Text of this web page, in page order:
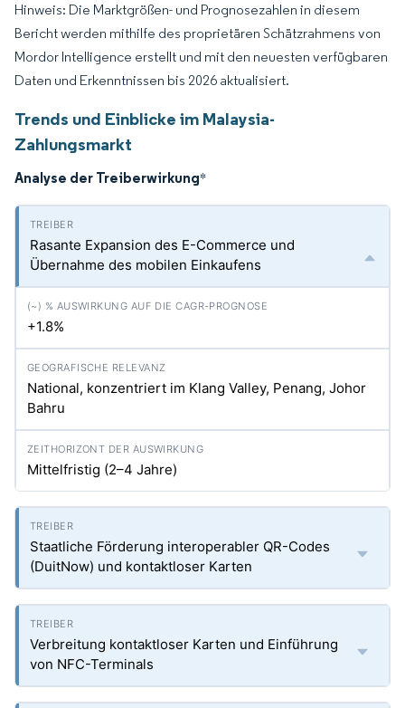
Hinweis: Die Marktgrößen- und Prognosezahlen in diesem
Bericht werden mithilfe des proprietären Schätzrahmens von
Mordor Intelligence erstellt und mit den neuesten verfügbaren
Daten und Erkenntnissen bis 2026 aktualisiert.
Trends und Einblicke im Malaysia-
Zahlungsmarkt
Analyse der Treiberwirkung*
Rasante Expansion des E-Commerce und
Übernahme des mobilen Einkaufens
+1.8%
National, konzentriert im Klang Valley, Penang, Johor
Bahru
Mittelfristig (2–4 Jahre)
Staatliche Förderung interoperabler QR-Codes
(DuitNow) und kontaktloser Karten
Verbreitung kontaktloser Karten und Einführung
von NFC-Terminals